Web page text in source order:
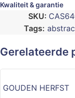
Kwaliteit & garantie
SKU:
Tags:
Gerelateerde
GOUDEN HERFST